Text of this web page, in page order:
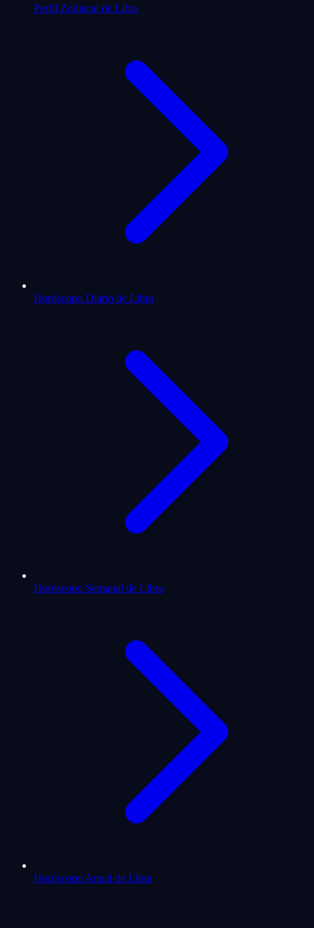
Perfil Zodiacal de Libra
Horóscopo Diário de Libra
Horóscopo Semanal de Libra
Horóscopo Anual de Libra